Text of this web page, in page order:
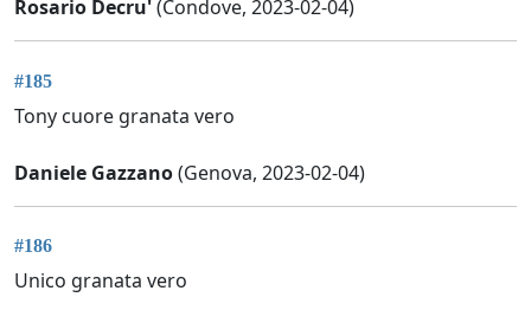
Rosario Decru'(Condove, 2023-02-04)
#185
Tony cuore granata vero
Daniele Gazzano(Genova, 2023-02-04)
#186
Unico granata vero